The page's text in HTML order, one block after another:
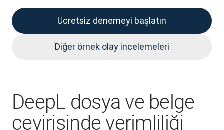
Ücretsiz denemeyi başlatın
Diğer örnek olay incelemeleri
DeepL dosya ve belge
çevirisinde verimliliği